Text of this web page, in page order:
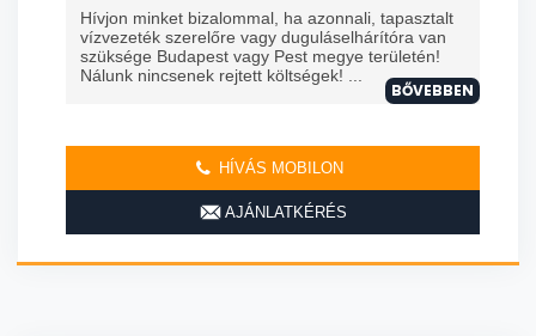
Hívjon minket bizalommal, ha azonnali, tapasztalt
vízvezeték szerelőre vagy duguláselhárítóra van
szüksége Budapest vagy Pest megye területén!
Nálunk nincsenek rejtett költségek! ...
BŐVEBBEN
HÍVÁS MOBILON
AJÁNLATKÉRÉS